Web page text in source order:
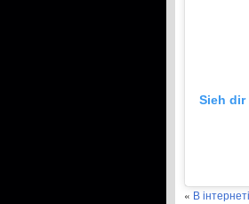
Sieh dir
« В